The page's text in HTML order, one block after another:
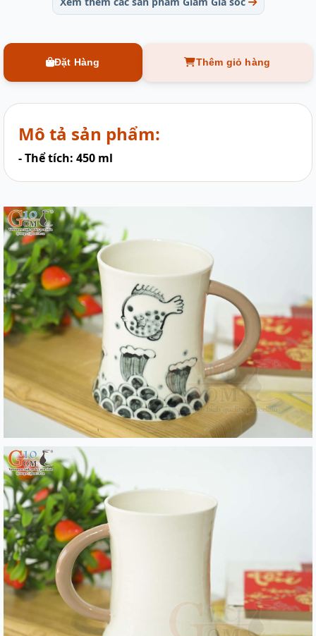
Đặt Hàng Thêm giỏ hàng
Mô tả sản phẩm:
- Thể tích: 450 ml